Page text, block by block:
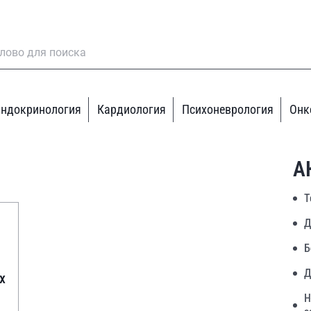
Кардиология Психоневрология